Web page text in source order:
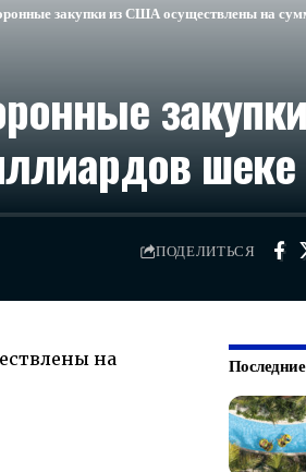
закупки из США осуществлены на
шеке
ПОДЕЛИТЬСЯ
на